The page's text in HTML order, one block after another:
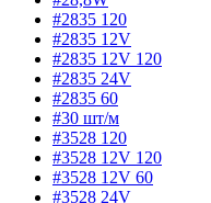
#2835 120
#2835 12V
#2835 12V 120
#2835 24V
#2835 60
#30 шт/м
#3528 120
#3528 12V 120
#3528 12V 60
#3528 24V